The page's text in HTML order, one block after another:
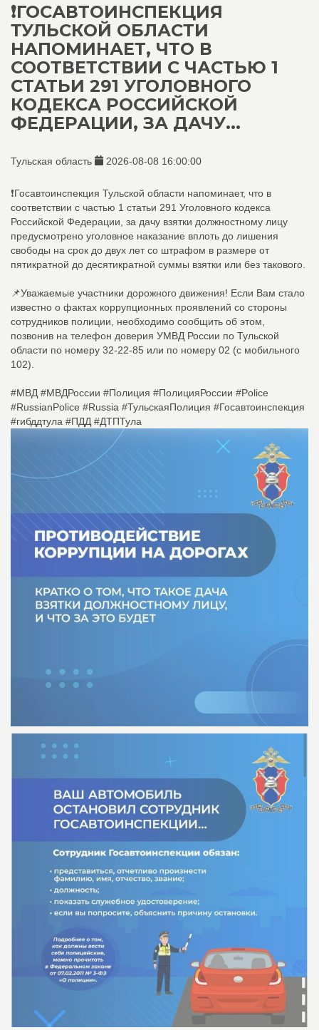
❗ГОСАВТОИНСПЕКЦИЯ
ТУЛЬСКОЙ ОБЛАСТИ
НАПОМИНАЕТ, ЧТО В
СООТВЕТСТВИИ С ЧАСТЬЮ 1
СТАТЬИ 291 УГОЛОВНОГО
КОДЕКСА РОССИЙСКОЙ
ФЕДЕРАЦИИ, ЗА ДАЧУ...
Тульская область 2026-08-08 16:00:00
❗Госавтоинспекция Тульской области напоминает, что в
соответствии с частью 1 статьи 291 Уголовного кодекса
Российской Федерации, за дачу взятки должностному лицу
предусмотрено уголовное наказание вплоть до лишения
свободы на срок до двух лет со штрафом в размере от
пятикратной до десятикратной суммы взятки или без такового.
📌Уважаемые участники дорожного движения! Если Вам стало
известно о фактах коррупционных проявлений со стороны
сотрудников полиции, необходимо сообщить об этом,
позвонив на телефон доверия УМВД России по Тульской
области по номеру 32-22-85 или по номеру 02 (с мобильного
102).
#МВД #МВДРоссии #Полиция #ПолицияРоссии #Police
#RussianPolice #Russia #ТульскаяПолиция #Госавтоинспекция
#гибддтула #ПДД #ДТПТула